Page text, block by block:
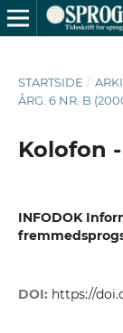
STARTSIDE /
ÅRG. 6 NR. B
Kolofon
INFODOK
DOI: https://